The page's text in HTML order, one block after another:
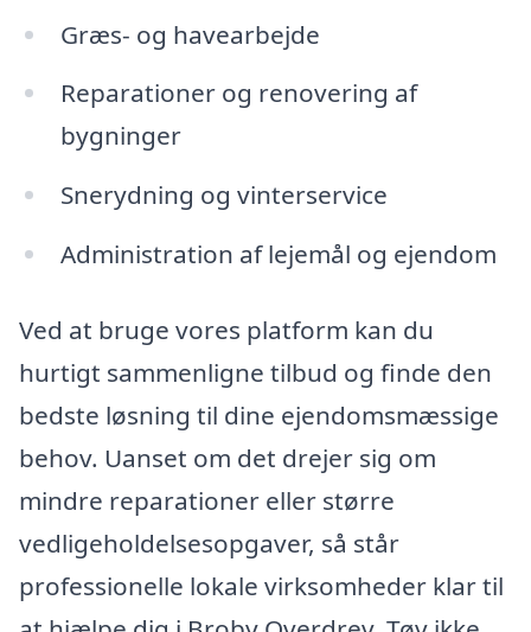
Græs- og havearbejde
Reparationer og renovering af
bygninger
Snerydning og vinterservice
Administration af lejemål og ejendom
Ved at bruge vores platform kan du
hurtigt sammenligne tilbud og finde den
bedste løsning til dine ejendomsmæssige
behov. Uanset om det drejer sig om
mindre reparationer eller større
vedligeholdelsesopgaver, så står
professionelle lokale virksomheder klar til